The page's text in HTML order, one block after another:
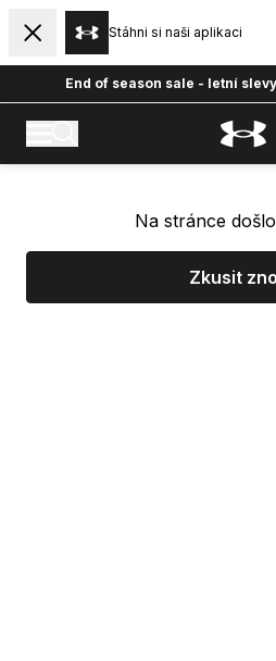
Stáhni si naši aplikaci
End of season sale - letní
Na stránce
Zkusit